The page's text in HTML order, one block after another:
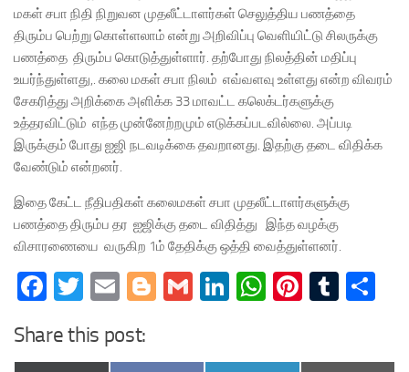
மகள் சபா நிதி நிறுவன முதலீட்டாளர்கள் செலுத்திய பணத்தை
திரும்ப பெற்று கொள்ளலாம் என்று அறிவிப்பு வெளியிட்டு சிலருக்கு
பணத்தை திரும்ப கொடுத்துள்ளார். தற்போது நிலத்தின் மதிப்பு
உயர்ந்துள்ளது,. கலை மகள் சபா நிலம் எவ்வளவு உள்ளது என்ற விவரம்
சேகரித்து அறிக்கை அளிக்க 33 மாவட்ட கலெக்டர்களுக்கு
உத்தரவிட்டும் எந்த முன்னேற்றமும் எடுக்கப்படவில்லை. அப்படி
இருக்கும் போது ஐஜி நடவடிக்கை தவறானது. இதற்கு தடை விதிக்க
வேண்டும் என்றனர்.
இதை கேட்ட நீதிபதிகள் கலைமகள் சபா முதலீட்டாளர்களுக்கு
பணத்தை திரும்ப தர ஐஜிக்கு தடை விதித்து இந்த வழக்கு
விசாரணையை வருகிற 1ம் தேதிக்கு ஒத்தி வைத்துள்ளனர்.
Facebook
Twitter
EmailBlogger
GmailLinkedIn
WhatsApp
Share this post: